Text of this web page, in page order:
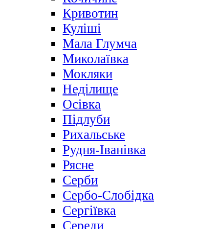
Кривотин
Куліші
Мала Глумча
Миколаївка
Мокляки
Неділище
Осівка
Підлуби
Рихальське
Рудня-Іванівка
Рясне
Серби
Сербо-Слобідка
Сергіївка
Середи